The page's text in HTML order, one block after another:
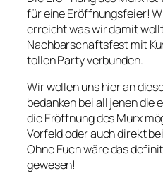
für eine Eröffnungsfeier!
erreicht was wir damit
Nachbarschaftsfest mit
tollen Party verbunden.
Wir wollen uns hier an
bedanken bei all jenen die
die Eröffnung des Murx
Vorfeld oder auch direkt
Ohne Euch wäre das
gewesen!